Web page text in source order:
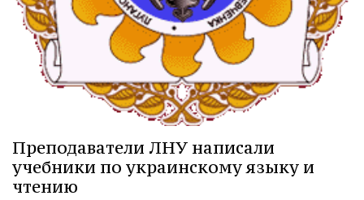
Преподаватели ЛНУ написали
учебники по украинскому языку и
чтению